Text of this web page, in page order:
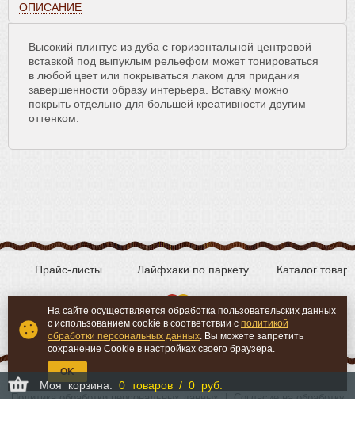
Моя корзина: 0 товаров / 0 руб.
ОПИСАНИЕ
Высокий плинтус из дуба с горизонтальной центровой
вставкой под выпуклым рельефом может тонироваться
в любой цвет или покрываться лаком для придания
завершенности образу интерьера. Вставку можно
покрыть отдельно для большей креативности другим
оттенком.
Лайфхаки по паркету Каталог
Прайс-листы
ВконтактеYouTube
Политика обработки персональных данных | Согласие на обработку
На сайте осуществляется обработка пользовательских данных
с использованием cookie в соответствии с политикой
обработки персональных данных. Вы можете запретить
сохранение Cookie в настройках своего браузера.
OK